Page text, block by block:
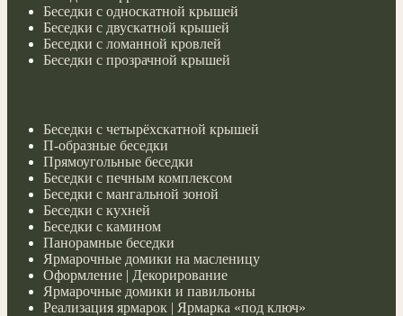
Беседки с односкатной крышей
Беседки с двускатной крышей
Беседки с ломанной кровлей
Беседки с прозрачной крышей
Беседки с четырёхскатной крышей
П-образные беседки
Прямоугольные беседки
Беседки с печным комплексом
Беседки с мангальной зоной
Беседки с кухней
Беседки с камином
Панорамные беседки
Ярмарочные домики на масленицу
Оформление | Декорирование
Ярмарочные домики и павильоны
Реализация ярмарок | Ярмарка «под ключ»